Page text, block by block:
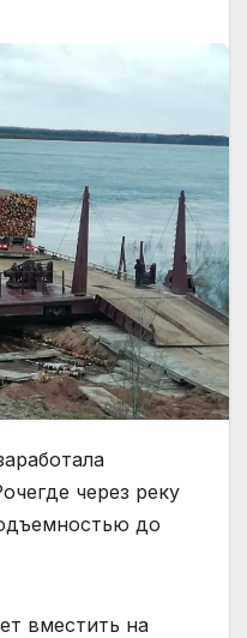
через реку
до
вместить на